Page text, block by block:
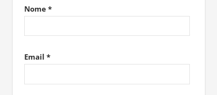
Nome *
Email *